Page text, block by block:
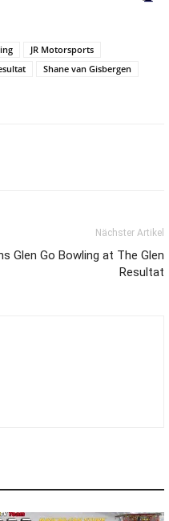
JR Motorsports
Shane van Gisbergen
Nächster Artikel
Glen Go Bowling at The Glen
Resultat